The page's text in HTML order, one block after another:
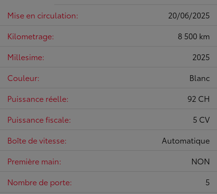
Mise en circulation:
20/06/2025
Kilometrage:
8 500 km
Millesime:
2025
Couleur:
Blanc
Puissance réelle:
92 CH
Puissance fiscale:
5 CV
Boîte de vitesse:
Automatique
Première main:
NON
Nombre de porte:
5